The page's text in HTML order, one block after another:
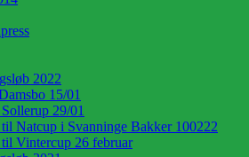
2022
15/01
29/01
Natcup i Svanninge Bakker 100222
Vintercup 26 februar